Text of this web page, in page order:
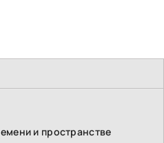
и пространстве